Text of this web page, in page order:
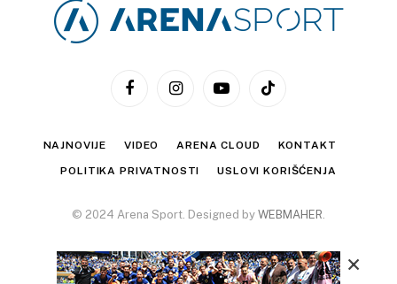
FacebookInstagramYouTubeTikTok
NAJNOVIJE VIDEO ARENA CLOUD KONTAKT
POLITIKA PRIVATNOSTI USLOVI KORIŠĆENJA
© 2024 Arena Sport. Designed by WEBMAHER
×